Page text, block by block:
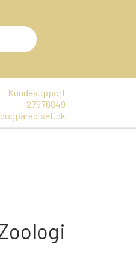
Kundesupport
27978849